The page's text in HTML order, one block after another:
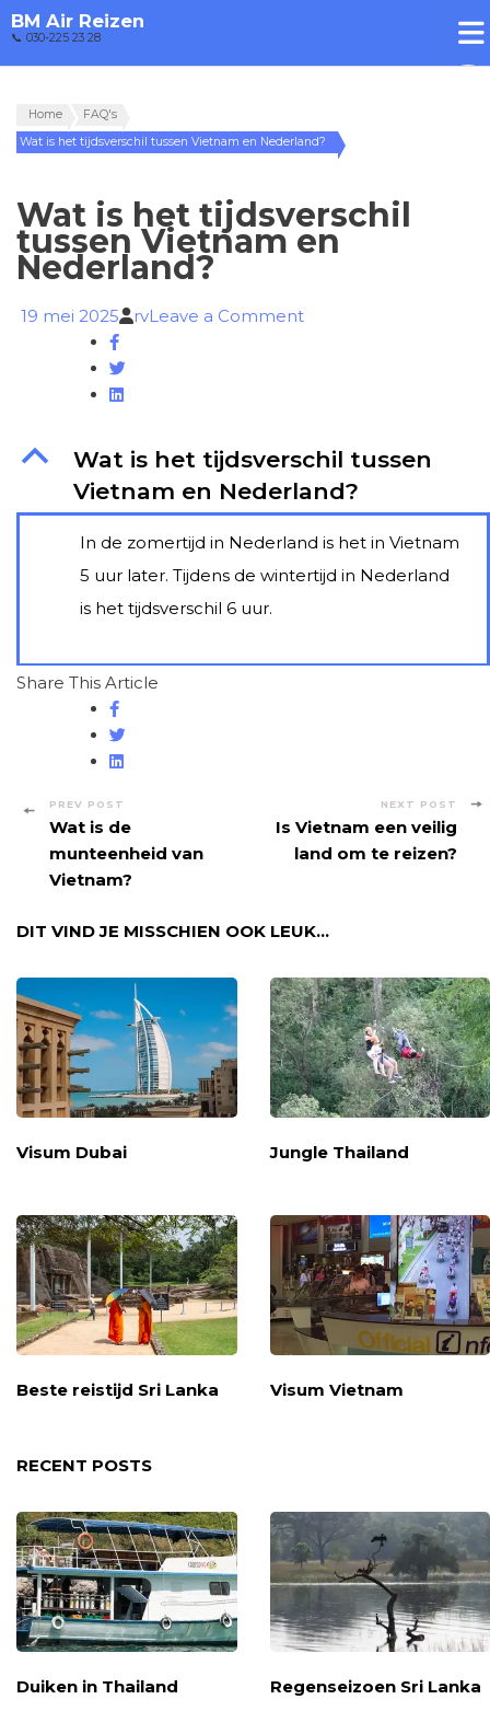
BM Air Reizen
📞 030-225 23 28
Home
FAQ's
Wat is het tijdsverschil tussen Vietnam en Nederland?
Wat is het tijdsverschil
tussen Vietnam en
Nederland?
19 mei 2025 rvLeave a Commenton
tussen
Vietnam
en
B
Wat is het tijdsverschil tussen
Vietnam en Nederland?
In de zomertijd in Nederland is het in Vietnam
5 uur later. Tijdens de wintertijd in Nederland
is het tijdsverschil 6 uur.
Share This Article
Post
Navigation
PREV POST
Wat is de
munteenheid van
Vietnam?
NEXT POST
Is Vietnam een veilig
land om te reizen?
DIT VIND JE MISSCHIEN OOK LEUK...
Visum Dubai Jungle Thailand
Beste reistijd Sri Lanka Visum Vietnam
RECENT POSTS
Duiken in Thailand Regenseizoen Sri Lanka